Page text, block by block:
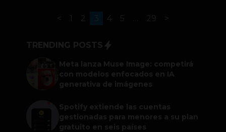
1 3 4 5 29
TRENDING POSTS
Meta lanza Muse Image: competirá
con modelos enfocados en IA
generativa de imágenes
Spotify extiende las cuentas
gestionadas para menores a su plan
gratuito en seis países